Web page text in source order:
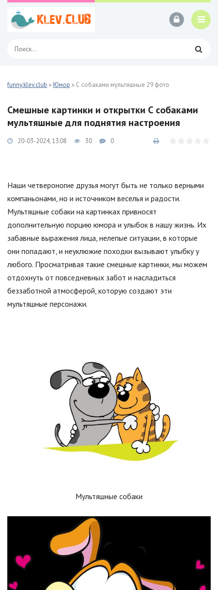
funny.klev.club »Юмор » С собаками мультяшные 29 фото
Смешные картинки и открытки С собаками
мультяшные для поднятия настроения
20-03-2024, 13:08 30 0
Наши четвероногие друзья могут быть не только верными
компаньонами, но и источником веселья и радости.
Мультяшные собаки на картинках привносят
дополнительную порцию юмора и улыбок в нашу жизнь. Их
забавные выражения лица, нелепые ситуации, в которые
они попадают, и неуклюжие походки вызывают улыбку у
любого. Просматривая такие смешные картинки, мы можем
отдохнуть от повседневных забот и насладиться
беззаботной атмосферой, которую создают эти
мультяшные персонажи.
Мультяшные собаки